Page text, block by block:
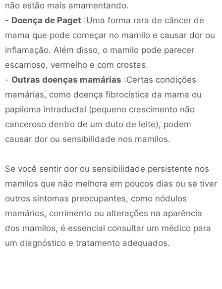
não estão mais amamentando.
- Doença de Paget :Uma forma rara de câncer de
mama que pode começar no mamilo e causar dor ou
inflamação. Além disso, o mamilo pode parecer
escamoso, vermelho e com crostas.
- Outras doenças mamárias :Certas condições
mamárias, como doença fibrocística da mama ou
papiloma intraductal (pequeno crescimento não
canceroso dentro de um duto de leite), podem
causar dor ou sensibilidade nos mamilos.
Se você sentir dor ou sensibilidade persistente nos
mamilos que não melhora em poucos dias ou se tiver
outros sintomas preocupantes, como nódulos
mamários, corrimento ou alterações na aparência
dos mamilos, é essencial consultar um médico para
um diagnóstico e tratamento adequados.